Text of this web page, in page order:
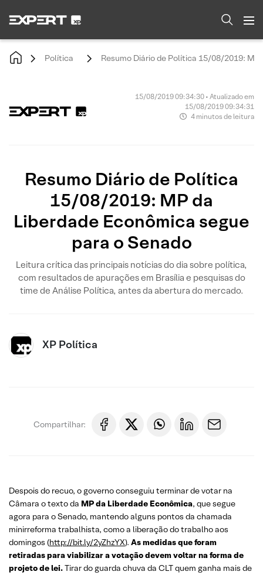
Política Resumo Diário de Política 15/08/2019:
15/08/2019 09:34:30 • Atualizado em
15/08/2019 09:34:31
4 minutos de leitura
Resumo Diário de Política
15/08/2019: MP da
Liberdade Econômica segue
para o Senado
Leitura crítica das principais notícias do dia sobre política,
com resultados de apurações em Brasília e pesquisas do
time de Análise Política, antes da abertura do mercado.
XP Política
Compartilhar:
Despois do recuo, o governo conseguiu terminar de votar na
Câmara o texto da MP da Liberdade Econômica, que segue
agora para o Senado, mantendo alguns pontos da chamada
minirreforma trabalhista, como a liberação do trabalho aos
domingos (http://bit.ly/2yZhzYX). As medidas que foram
retiradas para viabilizar a votação devem voltar na forma de
projeto de lei.Tirar do guarda chuva da CLT quem ganha mais de